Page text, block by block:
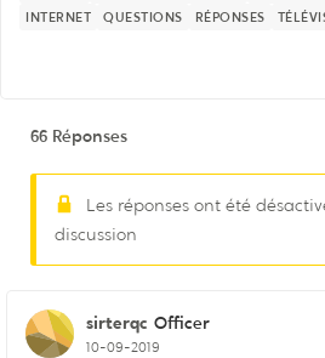
INTERNET
QUESTIONS RÉPONSES
66 Réponses
Les réponses ont été
discussion
sirterqc Officer
10-09-2019